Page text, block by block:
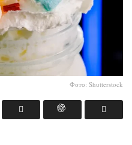
Фото: Shutterstock